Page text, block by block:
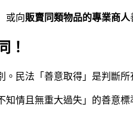
或向販賣同類物品的專業商人
！
民法「善意取得」是判斷
知情且無重大過失」的善意